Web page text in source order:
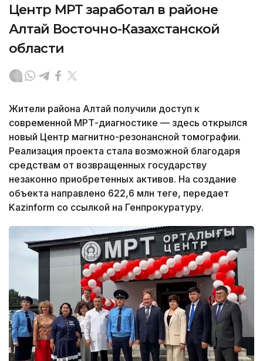
Центр МРТ заработал в районе
Алтай Восточно-Казахстанской
области
Жители района Алтай получили доступ к
современной МРТ-диагностике — здесь открылся
новый Центр магнитно-резонансной томографии.
Реализация проекта стала возможной благодаря
средствам от возвращенных государству
незаконно приобретенных активов. На создание
объекта направлено 622,6 млн теңге, передает
Kazinform со ссылкой на Генпрокуратуру.